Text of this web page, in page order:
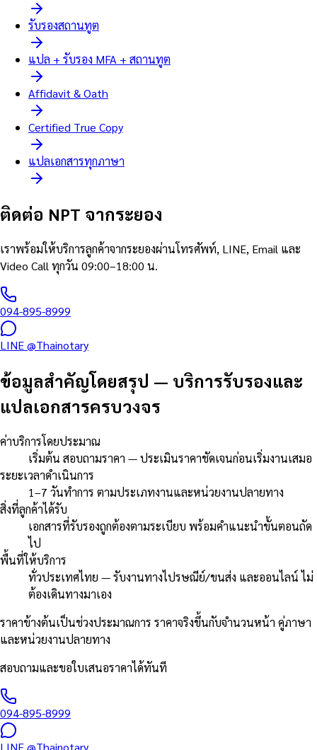
รับรองสถานทูต
แปล + รับรอง MFA + สถานทูต
Affidavit & Oath
Certified True Copy
แปลเอกสารทุกภาษา
ติดต่อ NPT จากระยอง
เราพร้อมให้บริการลูกค้าจากระยองผ่านโทรศัพท์, LINE, Email และ
Video Call ทุกวัน 09:00–18:00 น.
094-895-8999
LINE @Thainotary
ข้อมูลสำคัญโดยสรุป — บริการรับรองและ
แปลเอกสารครบวงจร
ค่าบริการโดยประมาณ
เริ่มต้น สอบถามราคา — ประเมินราคาชัดเจนก่อนเริ่มงานเสมอ
ระยะเวลาดำเนินการ
1–7 วันทำการ ตามประเภทงานและหน่วยงานปลายทาง
สิ่งที่ลูกค้าได้รับ
เอกสารที่รับรองถูกต้องตามระเบียบ พร้อมคำแนะนำขั้นตอนถัด
ไป
พื้นที่ให้บริการ
ทั่วประเทศไทย — รับงานทางไปรษณีย์/ขนส่ง และออนไลน์ ไม่
ต้องเดินทางมาเอง
ราคาข้างต้นเป็นช่วงประมาณการ ราคาจริงขึ้นกับจำนวนหน้า คู่ภาษา
และหน่วยงานปลายทาง
สอบถามและขอใบเสนอราคาได้ทันที
094-895-8999
LINE@Thainotary